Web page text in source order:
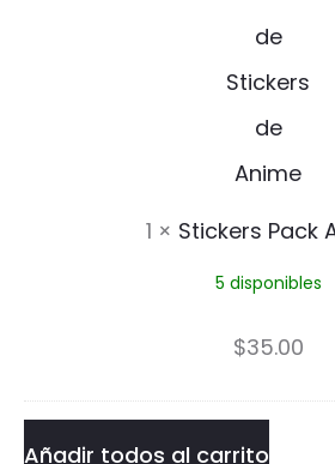
t
i
c
k
s
P
1 × Stickers Pack
5 disponibles
$35.00
Añadir todos al carrito